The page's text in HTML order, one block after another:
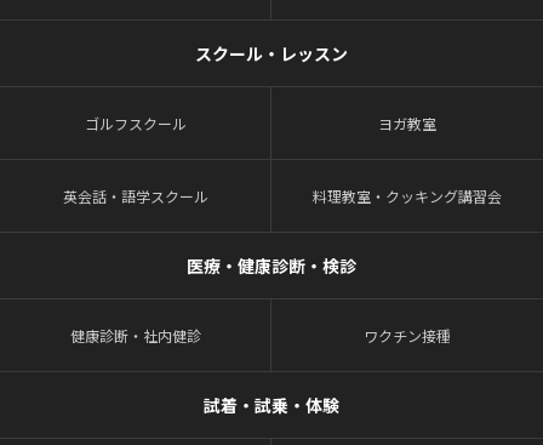
スクール・レッスン
ゴルフスクール ヨガ教室
英会話・語学スクール 料理教室・クッキング講習会
医療・健康診断・検診
健康診断・社内健診 ワクチン接種
試着・試乗・体験